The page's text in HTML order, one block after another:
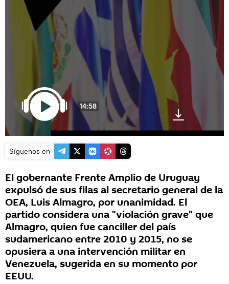
14:58
Síguenos en
El gobernante Frente Amplio de Uruguay
expulsó de sus filas al secretario general de la
OEA, Luis Almagro, por unanimidad. El
partido considera una "violación grave" que
Almagro, quien fue canciller del país
sudamericano entre 2010 y 2015, no se
opusiera a una intervención militar en
Venezuela, sugerida en su momento por
EEUU.